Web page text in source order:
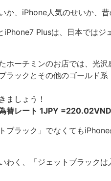
か、iPhone人気のせいか、
iPhone7 Plusは、日本ではジ
ホーチミンのお店では、光沢
ラックとその他のゴールド
ましょう！
替レート 1JPY =220.02VND
トブラック」でなくても
わく、「ジェットブラック